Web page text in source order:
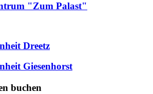
"Zum Palast"
Dreetz
Giesenhorst
buchen